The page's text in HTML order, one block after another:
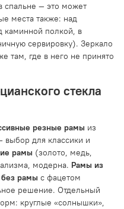
спальне — это может
места также: над
каминной полкой, в
сервировку). Зеркало
там, где в него не принято
стекла
резные рамы из
выбор для классики и
рамы (золото, медь,
модерна. Рамы из
без рамы с фацетом
решение. Отдельный
круглые «солнышки»,